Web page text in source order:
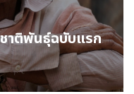
าติพันธุ์ฉบับแรก